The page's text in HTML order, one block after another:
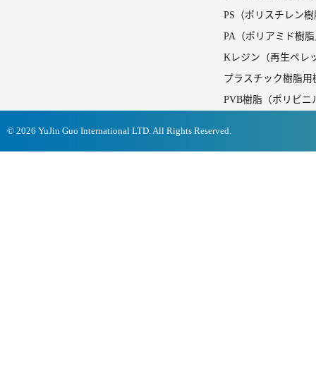
PS（ポリスチレン樹
PA（ポリアミド樹
Kレジン（再生ペレ
プラスチック樹脂用
PVB樹脂（ポリビニ
© 2026 YuJin Guo International LTD. All Rights Reserved.